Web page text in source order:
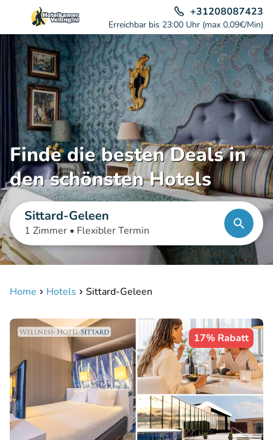
+31208087423
Erreichbar bis 23:00 Uhr (max 0,09€/Min)
Finde die besten Deals in
den schönsten Hotels
Sittard-Geleen
1 Zimmer • Flexibler Termin
Home Hotels Sittard-Geleen
17% Rabatt